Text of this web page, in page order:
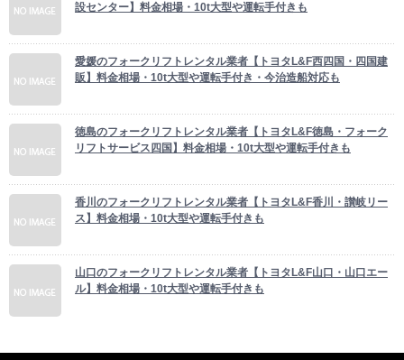
設センター】料金相場・10t大型や運転手付きも
愛媛のフォークリフトレンタル業者【トヨタL&F西四国・四国建
販】料金相場・10t大型や運転手付き・今治造船対応も
徳島のフォークリフトレンタル業者【トヨタL&F徳島・フォーク
リフトサービス四国】料金相場・10t大型や運転手付きも
香川のフォークリフトレンタル業者【トヨタL&F香川・讃岐リー
ス】料金相場・10t大型や運転手付きも
山口のフォークリフトレンタル業者【トヨタL&F山口・山口エー
ル】料金相場・10t大型や運転手付きも